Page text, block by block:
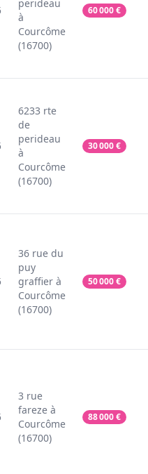
perideau
à
Courcôme
(16700)
60 000€
6233 rte
de
perideau
à
Courcôme
(16700)
30 000€
36 rue du
puy
graffier à
Courcôme
(16700)
50 000€
3 rue
fareze à
Courcôme
(16700)
88 000€